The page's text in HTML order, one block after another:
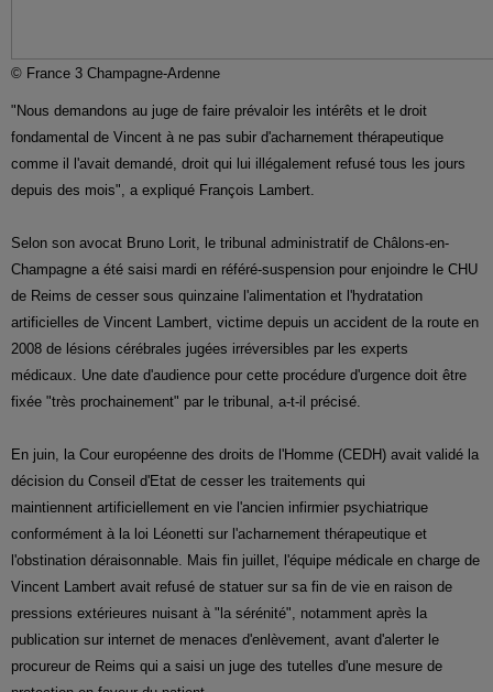
© France 3 Champagne-Ardenne
"Nous demandons au juge de faire prévaloir les intérêts et le droit
fondamental de Vincent à ne pas subir d'acharnement thérapeutique
comme il l'avait demandé, droit qui lui illégalement refusé tous les jours
depuis des mois", a expliqué François Lambert.
Selon son avocat Bruno Lorit, le tribunal administratif de Châlons-en-
Champagne a été saisi mardi en référé-suspension pour enjoindre le CHU
de Reims de cesser sous quinzaine l'alimentation et l'hydratation
artificielles de Vincent Lambert, victime depuis un accident de la route en
2008 de lésions cérébrales jugées irréversibles par les experts
médicaux. Une date d'audience pour cette procédure d'urgence doit être
fixée "très prochainement" par le tribunal, a-t-il précisé.
En juin, la Cour européenne des droits de l'Homme (CEDH) avait validé la
décision du Conseil d'Etat de cesser les traitements qui
maintiennent artificiellement en vie l'ancien infirmier psychiatrique
conformément à la loi Léonetti sur l'acharnement thérapeutique et
l'obstination déraisonnable. Mais fin juillet, l'équipe médicale en charge de
Vincent Lambert avait refusé de statuer sur sa fin de vie en raison de
pressions extérieures nuisant à "la sérénité", notamment après la
publication sur internet de menaces d'enlèvement, avant d'alerter le
procureur de Reims qui a saisi un juge des tutelles d'une mesure de